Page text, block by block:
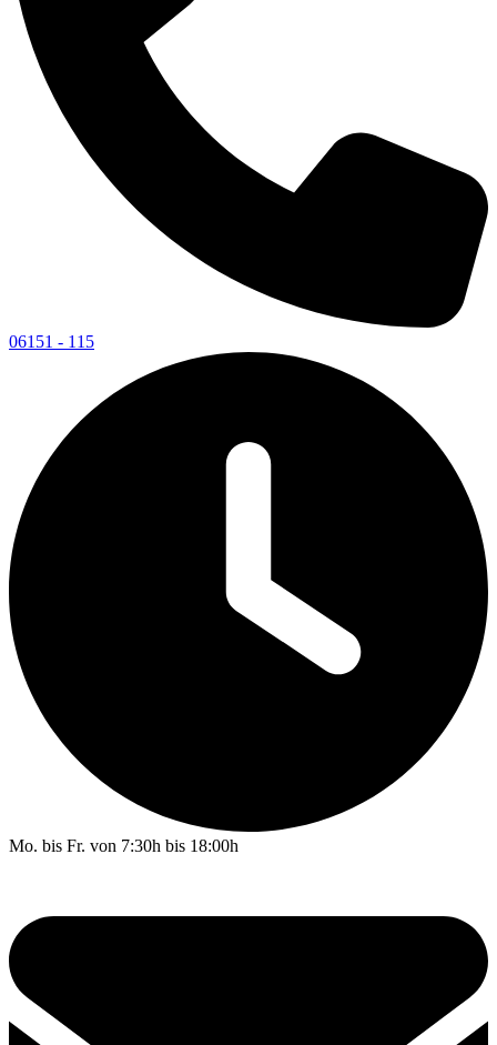
06151 - 115
Mo. bis Fr. von 7:30h bis 18:00h